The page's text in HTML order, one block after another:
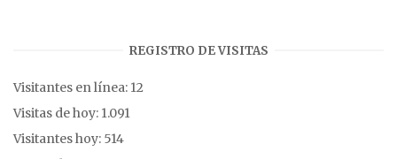
REGISTRO DE VISITAS
Visitantes en línea: 12
Visitas de hoy: 1.091
Visitantes hoy: 514